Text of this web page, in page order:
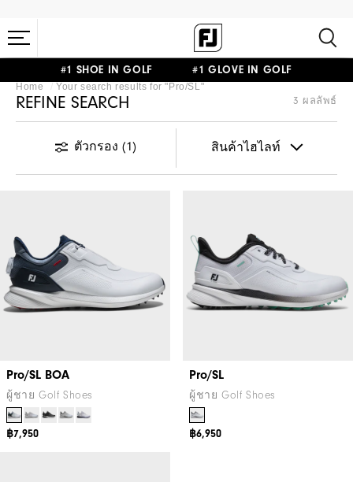
#1 SHOE IN GOLF #1 GLOVE IN GOLF
Home Your search results for " Pro/SL"
REFINE SEARCH 3 ผลลัพธ์
ตัวกรอง (1)
Pro/SL BOA
ผู้ชาย Golf Shoes
฿7,950
Pro/SL
ผู้ชาย Golf Shoes
฿6,950